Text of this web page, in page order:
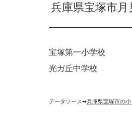
兵庫県宝塚市
宝塚第一小学校
光ガ丘中学校
データソース➡︎兵庫県宝塚市の